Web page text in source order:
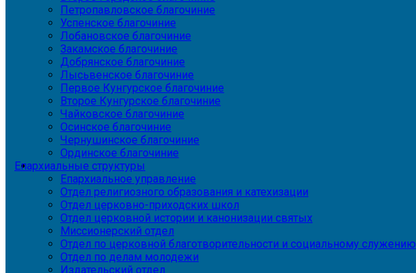
Петропавловское благочиние
Успенское благочиние
Лобановское благочиние
Закамское благочиние
Добрянское благочиние
Лысьвенское благочиние
Первое Кунгурское благочиние
Второе Кунгурское благочиние
Чайковское благочиние
Осинское благочиние
Чернушинское благочиние
Ординское благочиние
Епархиальные структуры
Епархиальное управление
Отдел религиозного образования и катехизации
Отдел церковно-приходских школ
Отдел церковной истории и канонизации святых
Миссионерский отдел
Отдел по церковной благотворительности и социальному служению
Отдел по делам молодежи
Издательский отдел